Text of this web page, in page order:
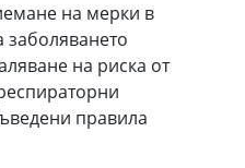
на мерки в
на риска от
правила